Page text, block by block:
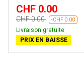
CHF 0.00
CHF 0.00 -CHF 0.00
Livraison gratuite
PRIX EN BAISSE